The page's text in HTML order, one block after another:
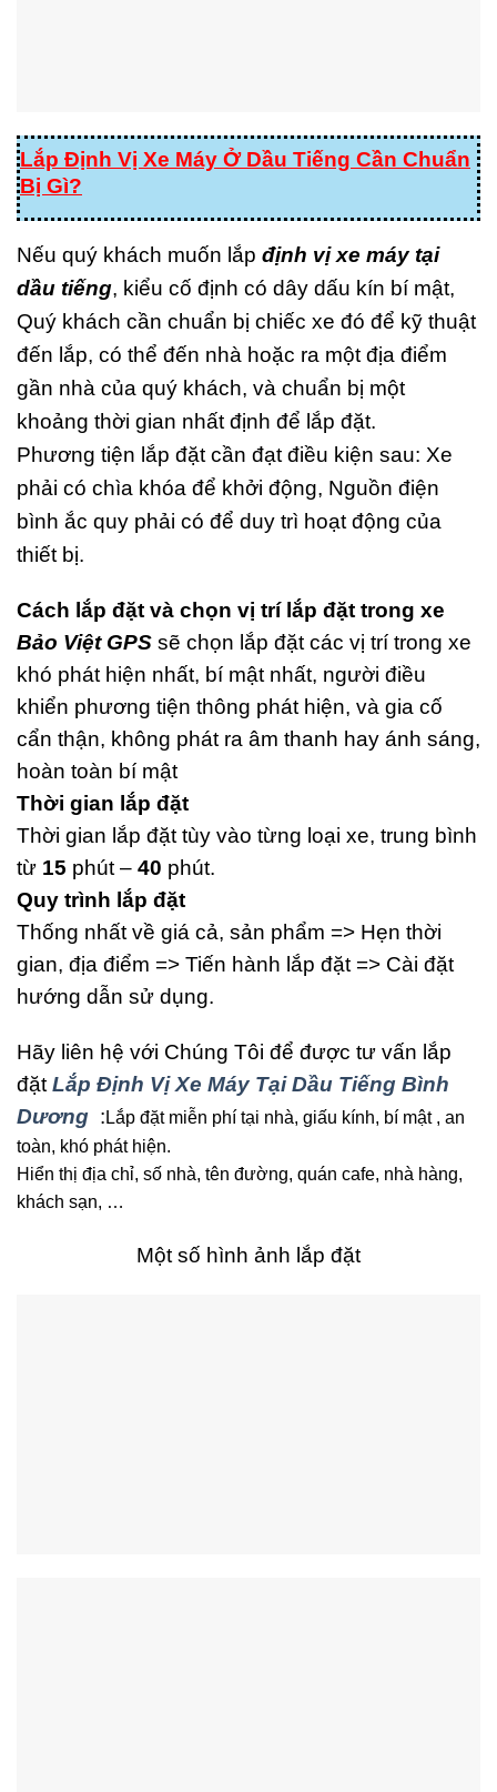
Lắp Định Vị Xe Máy Ở Dầu Tiếng Cần Chuẩn
Bị Gì?
Nếu quý khách muốn lắp định vị xe máy tại
dầu tiếng, kiểu cố định có dây dấu kín bí mật,
Quý khách cần chuẩn bị chiếc xe đó để kỹ thuật
đến lắp, có thể đến nhà hoặc ra một địa điểm
gần nhà của quý khách, và chuẩn bị một
khoảng thời gian nhất định để lắp đặt.
Phương tiện lắp đặt cần đạt điều kiện sau: Xe
phải có chìa khóa để khởi động, Nguồn điện
bình ắc quy phải có để duy trì hoạt động của
thiết bị.
Cách lắp đặt và chọn vị trí lắp đặt trong xe
Bảo Việt GPS sẽ chọn lắp đặt các vị trí trong xe
khó phát hiện nhất, bí mật nhất, người điều
khiển phương tiện thông phát hiện, và gia cố
cẩn thận, không phát ra âm thanh hay ánh sáng,
hoàn toàn bí mật
Thời gian lắp đặt
Thời gian lắp đặt tùy vào từng loại xe, trung bình
từ 15 phút – 40 phút.
Quy trình lắp đặt
Thống nhất về giá cả, sản phẩm => Hẹn thời
gian, địa điểm => Tiến hành lắp đặt => Cài đặt
hướng dẫn sử dụng.
Hãy liên hệ với Chúng Tôi để được tư vấn lắp
đặt Lắp Định Vị Xe Máy Tại Dầu Tiếng Bình
Dương : Lắp đặt miễn phí tại nhà, giấu kính, bí mật , an
toàn, khó phát hiện.
Hiển thị địa chỉ, số nhà, tên đường, quán cafe, nhà hàng,
khách sạn, …
Một số hình ảnh lắp đặt